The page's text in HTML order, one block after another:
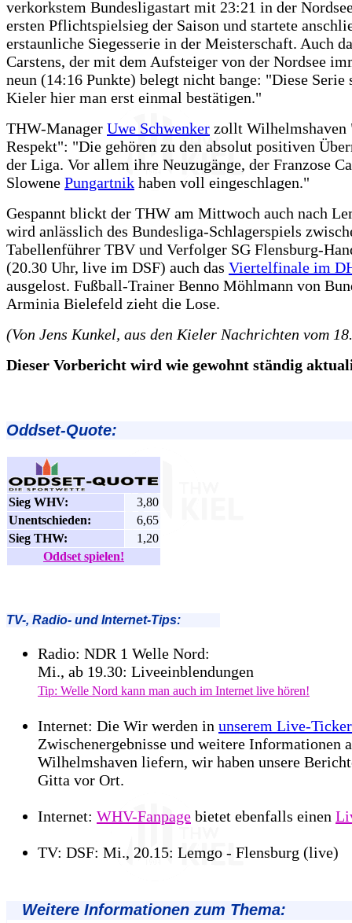
verkorkstem Bundesligastart mit 23:21 in der
ersten Pflichtspielsieg der Saison und startete
erstaunliche Siegesserie in der Meisterschaft. Auch
Carstens, der mit dem Aufsteiger von der Nordsee
neun (14:16 Punkte) belegt nicht bange: "Diese Serie
Kieler hier man erst einmal bestätigen."
THW-Manager Uwe Schwenker zollt Wilhelmshaven
Respekt": "Die gehören zu den absolut positiven
der Liga. Vor allem ihre Neuzugänge, der Franzose
Slowene Pungartnik haben voll eingeschlagen."
Gespannt blickt der THW am Mittwoch auch nach
wird anlässlich des Bundesliga-Schlagerspiels
Tabellenführer TBV und Verfolger SG Flensburg-
(20.30 Uhr, live im DSF) auch das Viertelfinale im
ausgelost. Fußball-Trainer Benno Möhlmann von
Arminia Bielefeld zieht die Lose.
(Von Jens Kunkel, aus den Kieler Nachrichten vom
Dieser Vorbericht wird wie gewohnt ständig
Oddset-Quote:
Sieg WHV:
3,80
Unentschieden:
6,65
Sieg THW:
1,20
Oddset spielen!
TV-, Radio- und Internet-Tips:
Radio: NDR 1 Welle Nord:
Mi., ab 19.30: Liveeinblendungen
Tip: Welle Nord kann man auch im Internet live hören!
Internet: Die Wir werden in unserem Live-Ticker
Zwischenergebnisse und weitere Informationen
Wilhelmshaven liefern, wir haben unsere
Gitta vor Ort.
Internet: WHV-Fanpage bietet ebenfalls einen
TV: DSF: Mi., 20.15: Lemgo - Flensburg (live)
Weitere Informationen zum Thema: